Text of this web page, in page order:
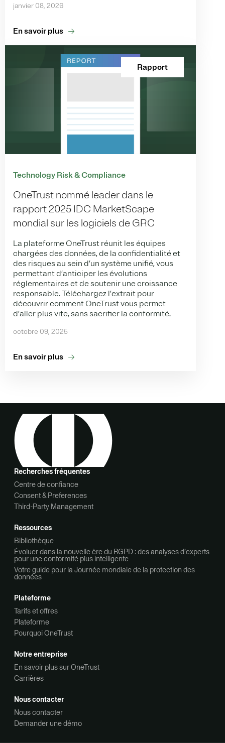
janvier 08, 2026
En savoir plus
Rapport
Technology Risk & Compliance
OneTrust nommé leader dans le
rapport 2025 IDC MarketScape
mondial sur les logiciels de GRC
La plateforme OneTrust réunit les équipes
chargées des données, de la confidentialité et
des risques au sein d’un système unifié, vous
permettant d’anticiper les évolutions
réglementaires et de soutenir une croissance
responsable.Téléchargez l’extrait pour
découvrir comment OneTrust vous permet
d’aller plus vite, sans sacrifier la conformité.
octobre 09, 2025
En savoir plus
Recherches fréquentes
Centre de confiance
Consent & Preferences
Third-Party Management
Ressources
Bibliothèque
Évoluer dans la nouvelle ère du RGPD : des analyses d’experts
pour une conformité plus intelligente
Votre guide pour la Journée mondiale de la protection des
données
Plateforme
Tarifs et offres
Plateforme
Pourquoi OneTrust
Notre entreprise
En savoir plus sur OneTrust
Carrières
Nous contacter
Nous contacter
Demander une démo